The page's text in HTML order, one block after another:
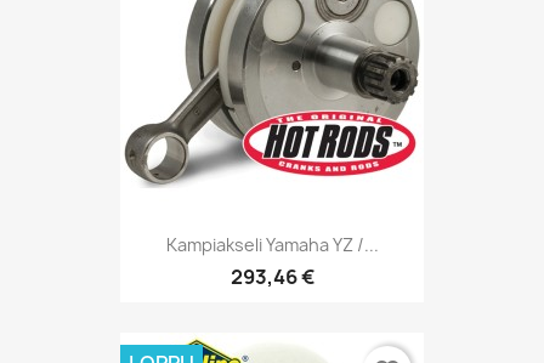
Kampiakseli Yamaha YZ /...
293,46 €